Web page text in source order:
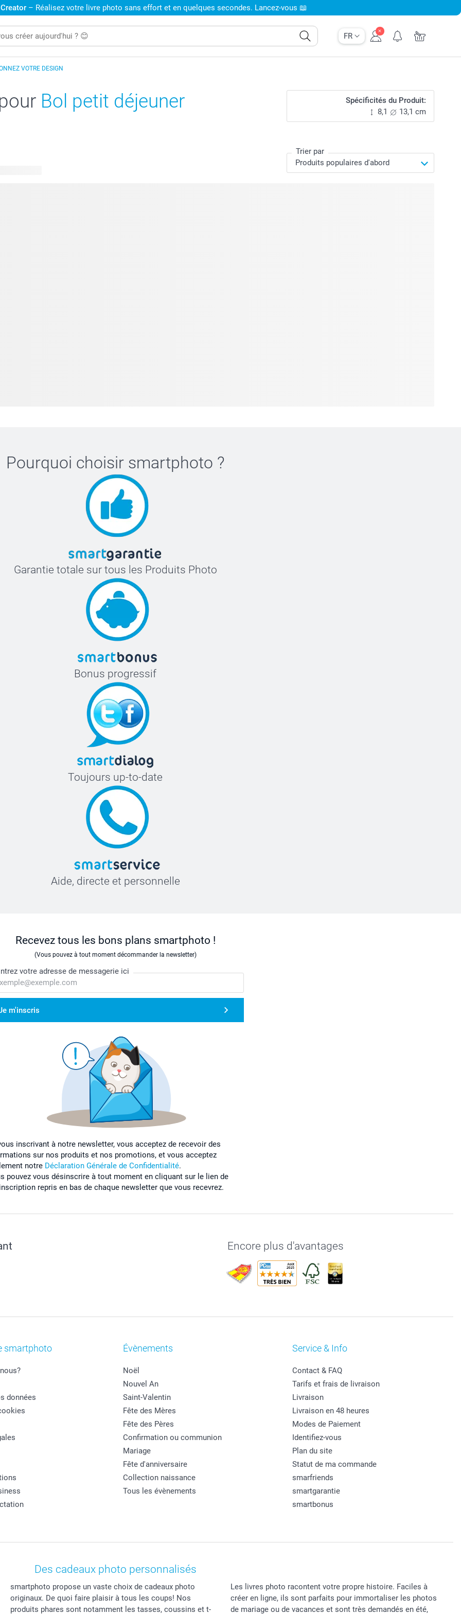
FR
– Réalisez votre livre photo sans effort et en quelques secondes. Lancez-vous 📖
VOTRE DESIGN
Bol petit déjeuner
Spécificités du Produit:
8,1
13,1 cm
Trier par
Pourquoi choisir smartphoto ?
Garantie totale sur tous les Produits Photo
Bonus progressif
Toujours up-to-date
Aide, directe et personnelle
Recevez tous les bons plans smartphoto !
(Vous pouvez à tout moment décommander la newsletter)
votre adresse de messagerie ici
m'inscris
inscrivant à notre newsletter, vous acceptez de recevoir des
sur nos produits et nos promotions, et vous acceptez
notre Déclaration Générale de Confidentialité.
pouvez vous désinscrire à tout moment en cliquant sur le lien de
repris en bas de chaque newsletter que vous recevrez.
Encore plus d'avantages
smartphoto
données
Évènements
Noël
Nouvel An
Saint-Valentin
Fête des Mères
Fête des Pères
Confirmation ou communion
Mariage
Fête d'anniversaire
Collection naissance
Tous les évènements
Service & Info
Contact & FAQ
Tarifs et frais de livraison
Livraison
Livraison en 48 heures
Modes de Paiement
Identifiez-vous
Plan du site
Statut de ma commande
smarfriends
smartgarantie
smartbonus
Des cadeaux photo personnalisés
smartphoto propose un vaste choix de cadeaux photo
originaux. De quoi faire plaisir à tous les coups! Nos
produits phares sont notamment les tasses, coussins et t-
Les livres photo racontent votre propre histoire. Faciles à
créer en ligne, ils sont parfaits pour immortaliser les photos
de mariage ou de vacances et sont très demandés en été,